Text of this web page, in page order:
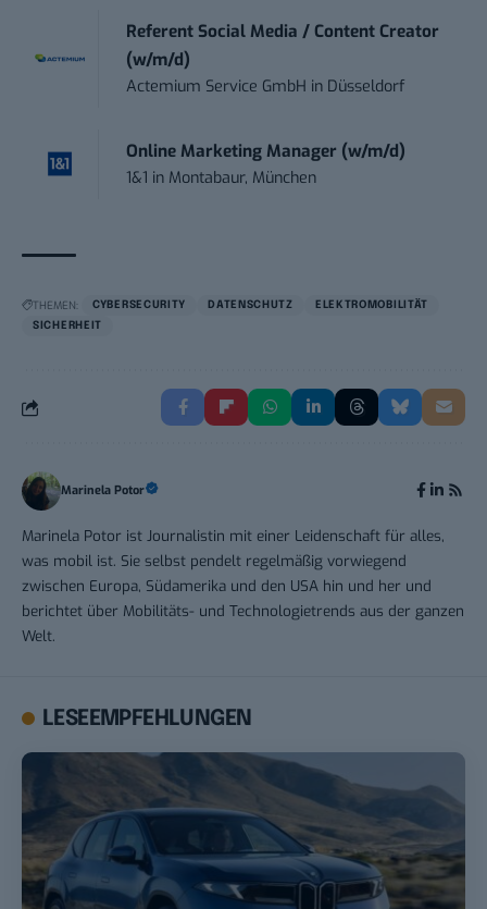
Referent Social Media / Content Creator
(w/m/d)
Actemium Service GmbH in Düsseldorf
Online Marketing Manager (w/m/d)
1&1 in Montabaur, München
THEMEN: CYBERSECURITY DATENSCHUTZ
ELEKTROMOBILITÄT
SICHERHEIT
Marinela Potor
Marinela Potor ist Journalistin mit einer Leidenschaft für alles,
was mobil ist. Sie selbst pendelt regelmäßig vorwiegend
zwischen Europa, Südamerika und den USA hin und her und
berichtet über Mobilitäts- und Technologietrends aus der ganzen
Welt.
LESEEMPFEHLUNGEN